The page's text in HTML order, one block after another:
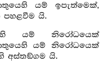
යම් ඉපැත්මෙක්,
පහළවීම යි.
යම් නිරෝධයෙක්
යම් නිරෝධයෙක්
අස්තඞ්ගම යි.